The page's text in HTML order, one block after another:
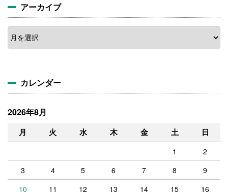
アーカイブ
ア
ー
カ
カレンダー
2026年8月
月 火 水 木 金 土 日
1
2
3
4 5 6 7 8
9
10
11 12 13 14 15
16